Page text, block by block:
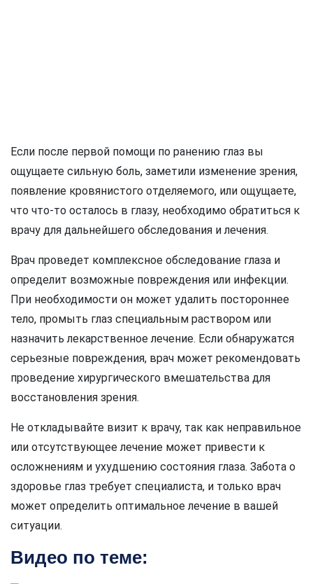
Если после первой помощи по ранению глаз вы
ощущаете сильную боль, заметили изменение зрения,
появление кровянистого отделяемого, или ощущаете,
что что-то осталось в глазу, необходимо обратиться к
врачу для дальнейшего обследования и лечения.
Врач проведет комплексное обследование глаза и
определит возможные повреждения или инфекции.
При необходимости он может удалить постороннее
тело, промыть глаз специальным раствором или
назначить лекарственное лечение. Если обнаружатся
серьезные повреждения, врач может рекомендовать
проведение хирургического вмешательства для
восстановления зрения.
Не откладывайте визит к врачу, так как неправильное
или отсутствующее лечение может привести к
осложнениям и ухудшению состояния глаза. Забота о
здоровье глаз требует специалиста, и только врач
может определить оптимальное лечение в вашей
ситуации.
Видео по теме: